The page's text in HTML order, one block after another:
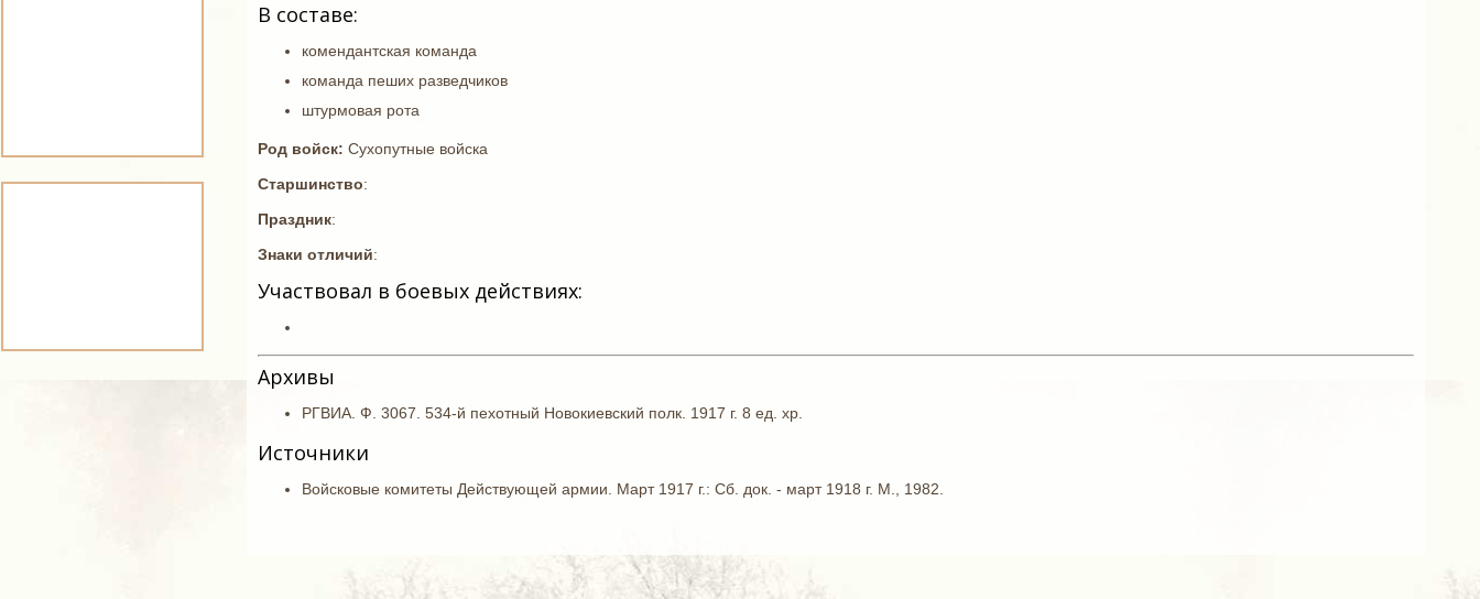
В составе:
комендантская команда
команда пеших разведчиков
штурмовая рота
Род войск: Сухопутные войска
Старшинство:
Праздник:
Знаки отличий:
Участвовал в боевых действиях:
Архивы
РГВИА. Ф. 3067. 534-й пехотный Новокиевский полк. 1917 г. 8 ед. хр.
Источники
Войсковые комитеты Действующей армии. Март 1917 г.: Сб. док. - март 1918 г. М., 1982.